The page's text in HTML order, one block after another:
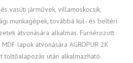
vasúti járművek, villamoskocsik,
munkagépek, továbbá kül- és beltéri
átvonására alkalmas. Furnérozott
lapok átvonására AGROPUR 2K
töltőalapozás után alkalmazható.